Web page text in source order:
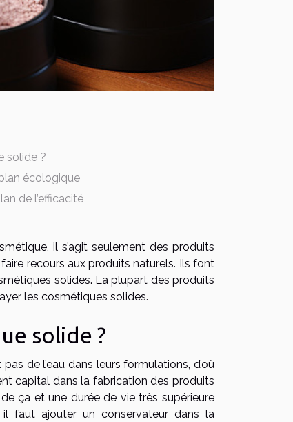
solide ?
écologique
de l’efficacité
il s’agit seulement des produits
recours aux produits naturels. Ils font
solides. La plupart des produits
les cosmétiques solides.
solide ?
de l’eau dans leurs formulations, d’où
capital dans la fabrication des produits
ça et une durée de vie très supérieure
faut ajouter un conservateur dans la